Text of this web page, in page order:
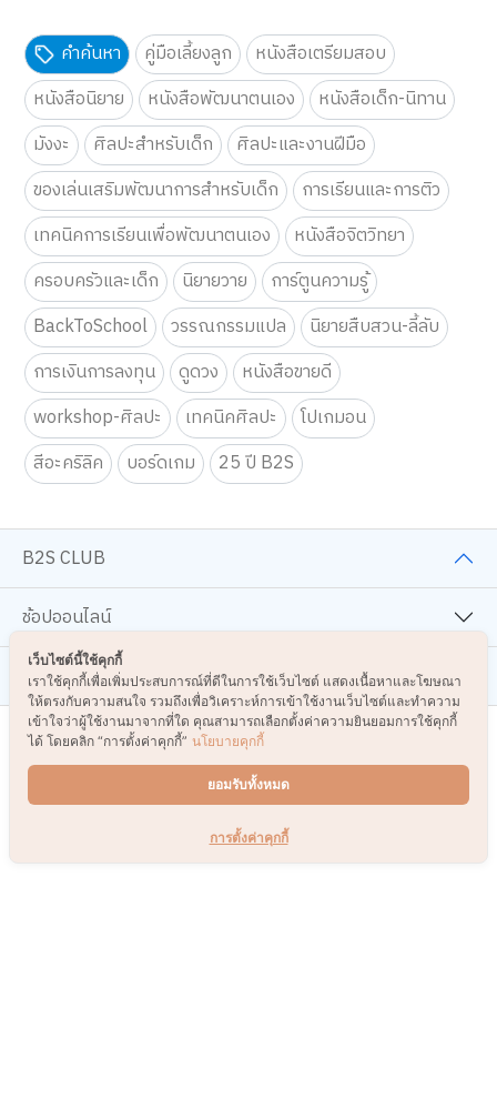
คำค้นหา คู่มือเลี้ยงลูก
หนังสือเตรียมสอบ
หนังสือนิยาย
หนังสือพัฒนาตนเอง
หนังสือเด็ก-นิทาน
มังงะ
ศิลปะสำหรับเด็ก
ศิลปะและงานฝีมือ
ของเล่นเสริมพัฒนาการสำหรับเด็ก
การเรียนและการติว
เทคนิคการเรียนเพื่อพัฒนาตนเอง
หนังสือจิตวิทยา
ครอบครัวและเด็ก
นิยายวาย
การ์ตูนความรู้
BackToSchool
วรรณกรรมแปล
นิยายสืบสวน-ลี้ลับ
การเงินการลงทุน
ดูดวง
หนังสือขายดี
workshop-ศิลปะ
เทคนิคศิลปะ
โปเกมอน
สีอะคริลิค
บอร์ดเกม 25 ปี B2S
B2S CLUB
ช้อปออนไลน์
เกี่ยวกับเรา
รับข่าวสารและโปรโมชั่น
เว็บไซต์นี้ใช้คุกกี้
เราใช้คุกกี้เพื่อเพิ่มประสบการณ์ที่ดีในการใช้เว็บไซต์ แสดงเนื้อหาและโฆษณา
ให้ตรงกับความสนใจ รวมถึงเพื่อวิเคราะห์การเข้าใช้งานเว็บไซต์และทำความ
เข้าใจว่าผู้ใช้งานมาจากที่ใด คุณสามารถเลือกตั้งค่าความยินยอมการใช้คุกกี้
ได้ โดยคลิก “การตั้งค่าคุกกี้” นโยบายคุกกี้
ยอมรับทั้งหมด
การตั้งค่าคุกกี้